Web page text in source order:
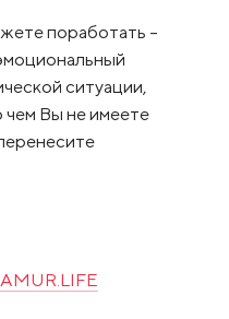
поработать –
ситуации,
чем Вы не имеете
AMUR.LIFE